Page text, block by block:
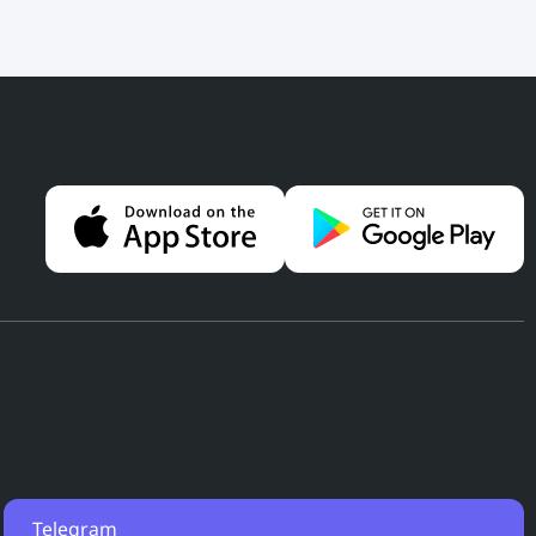
Telegram